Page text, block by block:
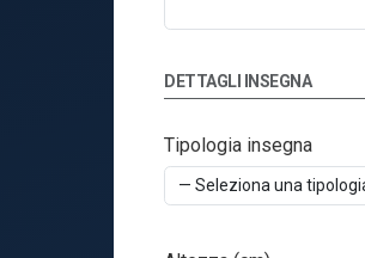
DETTAGLI INSEGNA
Tipologia insegna